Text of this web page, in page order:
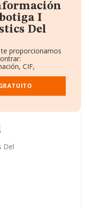
Del
I
Del
proporcionamos
CIF,
la empresa.